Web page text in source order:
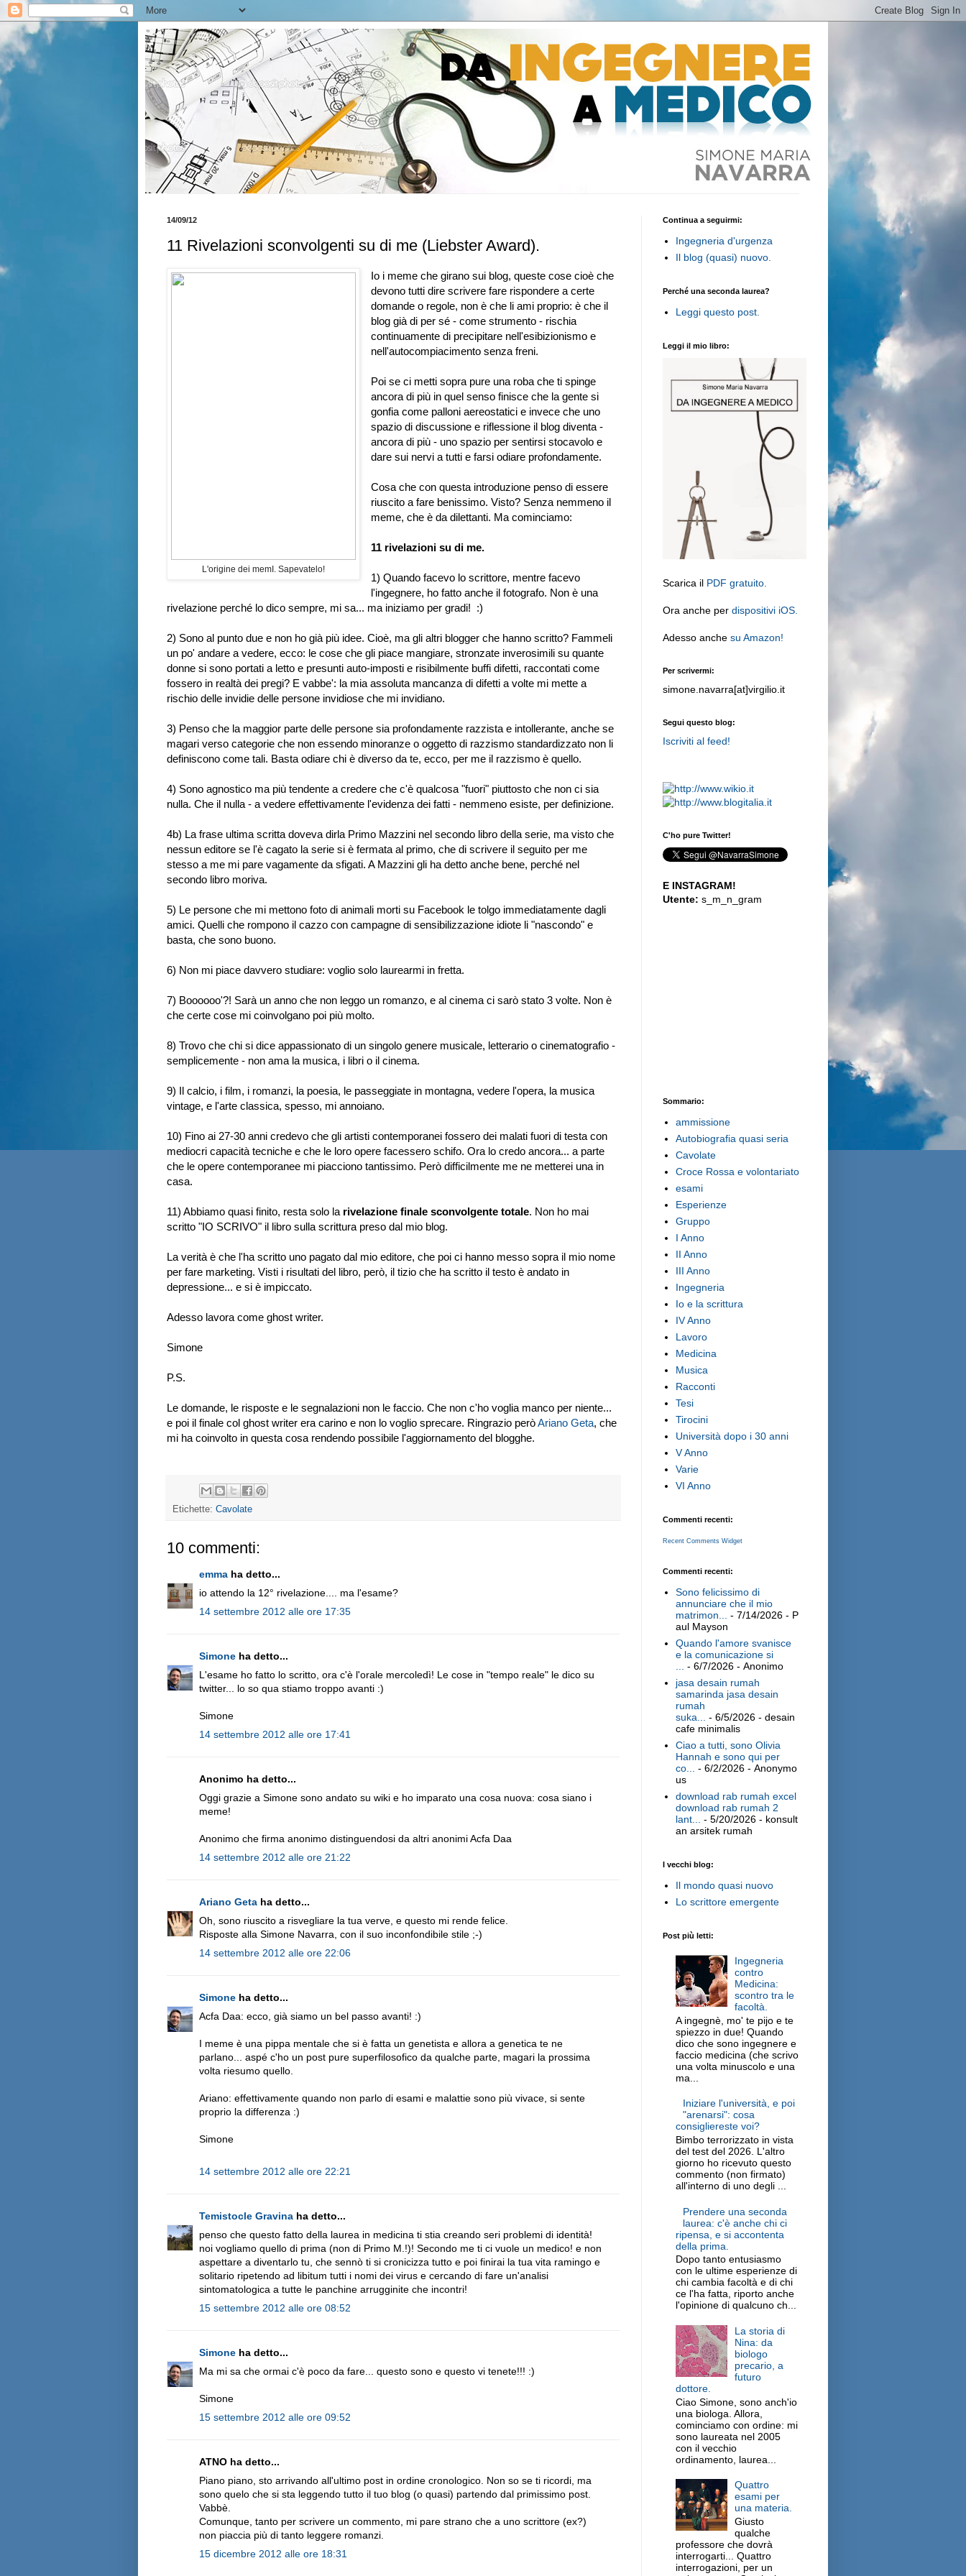
14/09/12
11 Rivelazioni sconvolgenti su di me (Liebster Award).
L'origine dei memI. Sapevatelo!
Io i meme che girano sui blog, queste cose cioè che
devono tutti dire scrivere fare rispondere a certe
domande o regole, non è che li ami proprio: è che il
blog già di per sé - come strumento - rischia
continuamente di precipitare nell'esibizionismo e
nell'autocompiacimento senza freni.
Poi se ci metti sopra pure una roba che ti spinge
ancora di più in quel senso finisce che la gente si
gonfia come palloni aereostatici e invece che uno
spazio di discussione e riflessione il blog diventa -
ancora di più - uno spazio per sentirsi stocavolo e
dare sui nervi a tutti e farsi odiare profondamente.
Cosa che con questa introduzione penso di essere
riuscito a fare benissimo. Visto? Senza nemmeno il
meme, che è da dilettanti. Ma cominciamo:
11 rivelazioni su di me.
1) Quando facevo lo scrittore, mentre facevo
l'ingegnere, ho fatto anche il fotografo. Non è una
rivelazione perché lo dico sempre, mi sa... ma iniziamo per gradi! :)
2) Sono al punto due e non ho già più idee. Cioè, ma gli altri blogger che hanno scritto? Fammeli
un po' andare a vedere, ecco: le cose che gli piace mangiare, stronzate inverosimili su quante
donne si sono portati a letto e presunti auto-imposti e risibilmente buffi difetti, raccontati come
fossero in realtà dei pregi? E vabbe': la mia assoluta mancanza di difetti a volte mi mette a
rischio delle invidie delle persone invidiose che mi invidiano.
3) Penso che la maggior parte delle persone sia profondamente razzista e intollerante, anche se
magari verso categorie che non essendo minoranze o oggetto di razzismo standardizzato non li
definiscono come tali. Basta odiare chi è diverso da te, ecco, per me il razzismo è quello.
4) Sono agnostico ma più tendente a credere che c'è qualcosa "fuori" piuttosto che non ci sia
nulla. Che il nulla - a vedere effettivamente l'evidenza dei fatti - nemmeno esiste, per definizione.
4b) La frase ultima scritta doveva dirla Primo Mazzini nel secondo libro della serie, ma visto che
nessun editore se l'è cagato la serie si è fermata al primo, che di scrivere il seguito per me
stesso a me mi pare vagamente da sfigati. A Mazzini gli ha detto anche bene, perché nel
secondo libro moriva.
5) Le persone che mi mettono foto di animali morti su Facebook le tolgo immediatamente dagli
amici. Quelli che rompono il cazzo con campagne di sensibilizzazione idiote li "nascondo" e
basta, che sono buono.
6) Non mi piace davvero studiare: voglio solo laurearmi in fretta.
7) Boooooo'?! Sarà un anno che non leggo un romanzo, e al cinema ci sarò stato 3 volte. Non è
che certe cose mi coinvolgano poi più molto.
8) Trovo che chi si dice appassionato di un singolo genere musicale, letterario o cinematografio -
semplicemente - non ama la musica, i libri o il cinema.
9) Il calcio, i film, i romanzi, la poesia, le passeggiate in montagna, vedere l'opera, la musica
vintage, e l'arte classica, spesso, mi annoiano.
10) Fino ai 27-30 anni credevo che gli artisti contemporanei fossero dei malati fuori di testa con
mediocri capacità tecniche e che le loro opere facessero schifo. Ora lo credo ancora... a parte
che le opere contemporanee mi piacciono tantissimo. Però difficilmente me ne metterei una in
casa.
11) Abbiamo quasi finito, resta solo la rivelazione finale sconvolgente totale. Non ho mai
scritto "IO SCRIVO" il libro sulla scrittura preso dal mio blog.
La verità è che l'ha scritto uno pagato dal mio editore, che poi ci hanno messo sopra il mio nome
per fare marketing. Visti i risultati del libro, però, il tizio che ha scritto il testo è andato in
depressione... e si è impiccato.
Adesso lavora come ghost writer.
Simone
P.S.
Le domande, le risposte e le segnalazioni non le faccio. Che non c'ho voglia manco per niente...
e poi il finale col ghost writer era carino e non lo voglio sprecare. Ringrazio peròAriano Geta, che
mi ha coinvolto in questa cosa rendendo possibile l'aggiornamento del blogghe.
Etichette: Cavolate
10 commenti:
emma ha detto...
io attendo la 12° rivelazione.... ma l'esame?
14 settembre 2012 alle ore 17:35
Simone ha detto...
L'esame ho fatto lo scritto, ora c'è l'orale mercoledì! Le cose in "tempo reale" le dico su
twitter... lo so qua stiamo troppo avanti :)
Simone
14 settembre 2012 alle ore 17:41
Anonimo ha detto...
Oggi grazie a Simone sono andato su wiki e ho imparato una cosa nuova: cosa siano i
meme!
Anonimo che firma anonimo distinguendosi da altri anonimi Acfa Daa
14 settembre 2012 alle ore 21:22
Ariano Geta ha detto...
Oh, sono riuscito a risvegliare la tua verve, e questo mi rende felice.
Risposte alla Simone Navarra, con il suo inconfondibile stile ;-)
14 settembre 2012 alle ore 22:06
Simone ha detto...
Acfa Daa: ecco, già siamo un bel passo avanti! :)
I meme è una pippa mentale che si è fatta un genetista e allora a genetica te ne
parlano... aspé c'ho un post pure superfilosofico da qualche parte, magari la prossima
volta riesumo quello.
Ariano: effettivamente quando non parlo di esami e malattie sono più vivace, si sente
proprio la differenza :)
Simone
14 settembre 2012 alle ore 22:21
Temistocle Gravina ha detto...
penso che questo fatto della laurea in medicina ti stia creando seri problemi di identità!
noi vogliamo quello di prima (non di Primo M.!)! Secondo me ti ci vuole un medico! e non
aspettare a diventarlo tu, che sennò ti si cronicizza tutto e poi finirai la tua vita ramingo e
solitario ripetendo ad libitum tutti i nomi dei virus e cercando di fare un'analisi
sintomatologica a tutte le panchine arrugginite che incontri!
15 settembre 2012 alle ore 08:52
Simone ha detto...
Ma mi sa che ormai c'è poco da fare... questo sono e questo vi tenete!!! :)
Simone
15 settembre 2012 alle ore 09:52
ATNO ha detto...
Piano piano, sto arrivando all'ultimo post in ordine cronologico. Non so se ti ricordi, ma
sono quelo che si sta leggendo tutto il tuo blog (o quasi) partendo dal primissimo post.
Vabbè.
Comunque, tanto per scrivere un commento, mi pare strano che a uno scrittore (ex?)
non piaccia più di tanto leggere romanzi.
15 dicembre 2012 alle ore 18:31
Continua a seguirmi:
Ingegneria d'urgenza
Il blog (quasi) nuovo.
Perché una seconda laurea?
Leggi questo post.
Leggi il mio libro:
Scarica il PDF gratuito.
Ora anche per dispositivi iOS.
Adesso anche su Amazon!
Per scrivermi:
simone.navarra[at]virgilio.it
Segui questo blog:
Iscriviti al feed!
C'ho pure Twitter!
E INSTAGRAM!
Utente: s_m_n_gram
Sommario:
ammissione
Autobiografia quasi seria
Cavolate
Croce Rossa e volontariato
esami
Esperienze
Gruppo
I Anno
II Anno
III Anno
Ingegneria
Io e la scrittura
IV Anno
Lavoro
Medicina
Musica
Racconti
Tesi
Tirocini
Università dopo i 30 anni
V Anno
Varie
VI Anno
Commenti recenti:
Recent Comments Widget
Commenti recenti:
Sono felicissimo di
annunciare che il mio
matrimon...
- 7/14/2026- P
aul Mayson
Quando l'amore svanisce
e la comunicazione si
- 6/7/2026- Anonimo
jasa desain rumah
samarinda jasa desain
rumah
suka...
- 6/5/2026- desain
cafe minimalis
Ciao a tutti, sono Olivia
Hannah e sono qui per
co...
- 6/2/2026- Anonymo
us
download rab rumah excel
download rab rumah 2
lant...
- 5/20/2026- konsult
an arsitek rumah
I vecchi blog:
Il mondo quasi nuovo
Lo scrittore emergente
Post più letti:
Ingegneria
contro
Medicina:
scontro tra le
facoltà.
A ingegnè, mo' te pijo e te
spiezzo in due! Quando
dico che sono ingegnere e
faccio medicina (che scrivo
una volta minuscolo e una
ma...
Iniziare l'università, e poi
"arenarsi": cosa
consigliereste voi?
Bimbo terrorizzato in vista
del test del 2026. L'altro
giorno ho ricevuto questo
commento (non firmato)
all'interno di uno degli ...
Prendere una seconda
laurea: c'è anche chi ci
ripensa, e si accontenta
della prima.
Dopo tanto entusiasmo
con le ultime esperienze di
chi cambia facoltà e di chi
ce l'ha fatta, riporto anche
l'opinione di qualcuno ch...
La storia di
Nina: da
biologo
precario, a
futuro
dottore.
Ciao Simone, sono anch'io
una biologa. Allora,
cominciamo con ordine: mi
sono laureata nel 2005
con il vecchio
ordinamento, laurea...
Quattro
esami per
una materia.
Giusto
qualche
professore che dovrà
interrogarti... Quattro
interrogazioni, per un